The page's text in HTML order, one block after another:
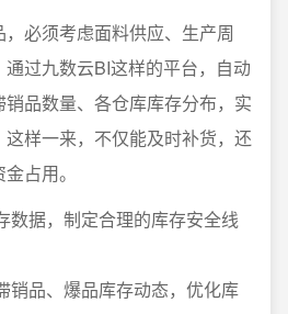
必须考虑面料供应、生产周
过九数云BI这样的平台，自动
品数量、各仓库库存分布，实
样一来，不仅能及时补货，还
占用。
数据，制定合理的库存安全线
销品、爆品库存动态，优化库